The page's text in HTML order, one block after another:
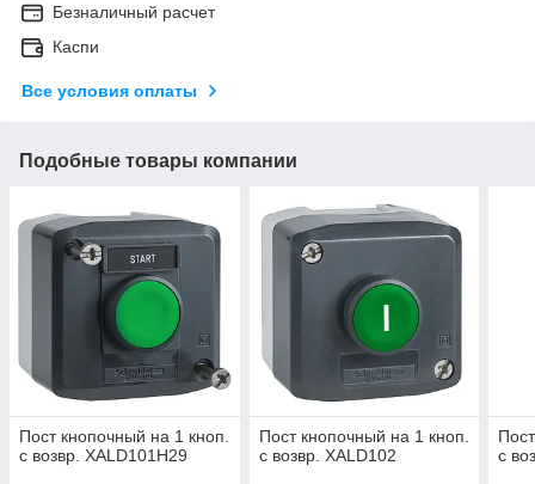
Безналичный расчет
Каспи
Все условия оплаты
Подобные товары компании
Пост кнопочный на 1 кноп.
с возвр. XALD101H29
Пост кнопочный на 1 кноп.
с возвр. XALD102
с